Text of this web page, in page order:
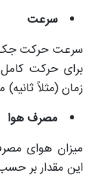
سرعت
سرعت حرکت جک
برای حرکت
زمان (مثلاً
مصرف هوا
میزان هوای
این مقدار بر